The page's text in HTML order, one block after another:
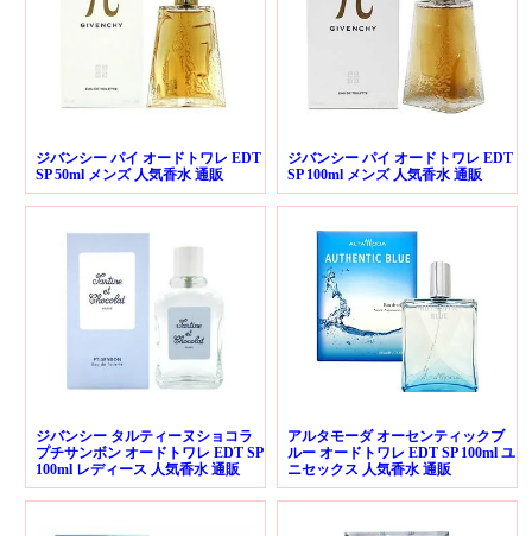
ジバンシー パイ オードトワレ EDT
SP 50ml メンズ 人気香水 通販
ジバンシー パイ オードトワレ EDT
SP 100ml メンズ 人気香水 通販
ジバンシー タルティーヌショコラ
プチサンボン オードトワレ EDT SP
100ml レディース 人気香水 通販
アルタモーダ オーセンティックブ
ルー オードトワレ EDT SP 100ml ユ
ニセックス 人気香水 通販